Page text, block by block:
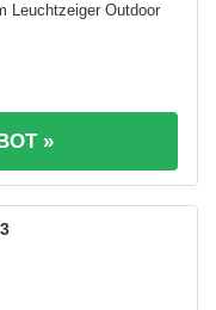
Leuchtzeiger Outdoor
»
3